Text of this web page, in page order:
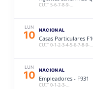
CUIT 5-6-7-8-9-…
LUN
10 NACIONAL
Casas Particulares
CUIT 0-1-2-3-4-5-6-7-8-9-…
LUN
10 NACIONAL
Empleadores - F931
CUIT 0-1-2-3-…